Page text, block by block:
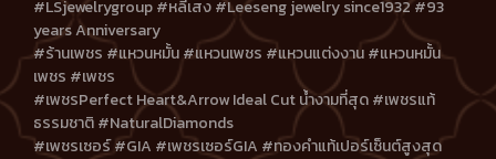
#LSjewelrygroup #หลีเสง #Leeseng jewelry since1932 #93
years Anniversary
#ร้านเพชร #แหวนหมั้น #แหวนเพชร #แหวนแต่งงาน #แหวนหมั้น
เพชร #เพชร
#เพชรPerfect Heart&Arrow Ideal Cut น้ำงามที่สุด #เพชรแท้
ธรรมชาติ #NaturalDiamonds
#เพชรเซอร์ #GIA #เพชรเซอร์GIA #ทองคำแท้เปอร์เซ็นต์สูงสุด